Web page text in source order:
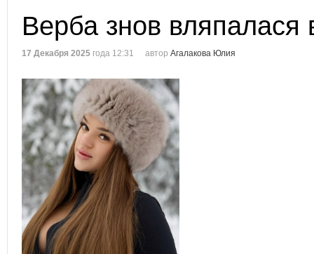
Верба знов вляпалася
17 Декабря 2025 года 12:31 автор Агалакова Юлия